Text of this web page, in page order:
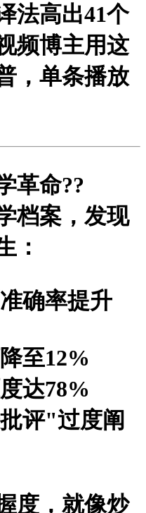
法高出41个
频博主用这
，单条播放
革命??
档案，发现
：
确率提升
至12%
达78%
评"过度阐
度，就像炒